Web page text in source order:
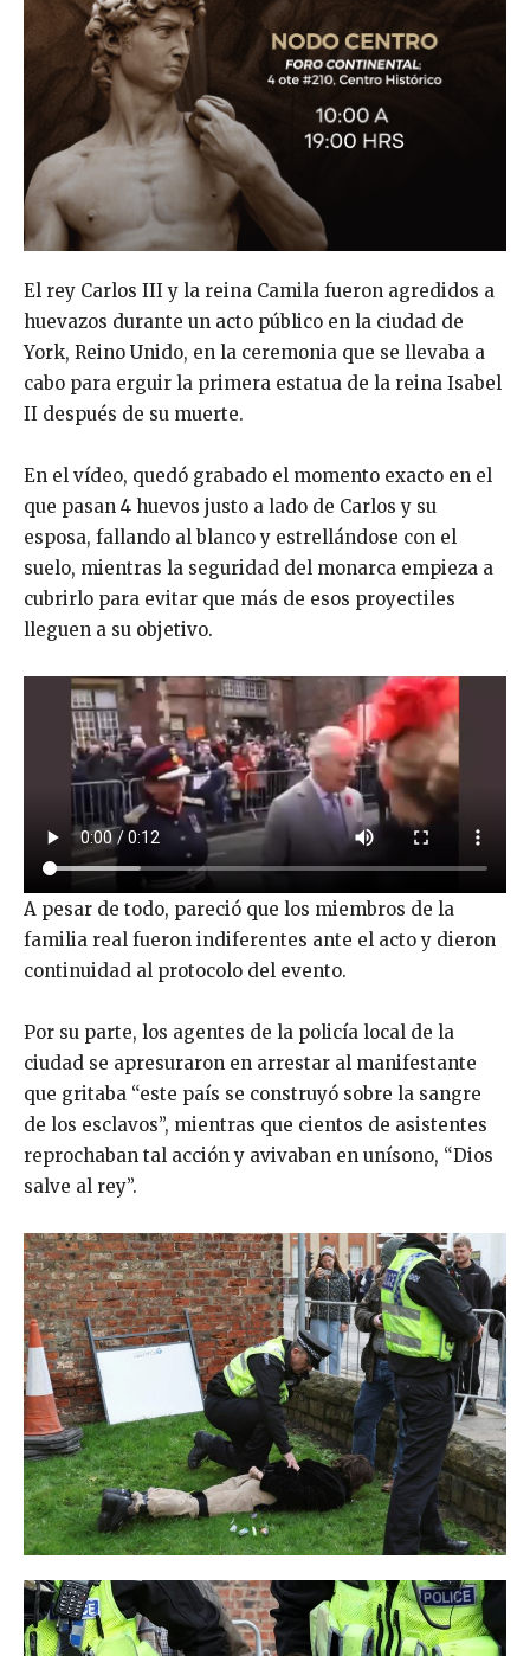
El rey Carlos III y la reina Camila fueron agredidos a
huevazos durante un acto público en la ciudad de
York, Reino Unido, en la ceremonia que se llevaba a
cabo para erguir la primera estatua de la reina Isabel
II después de su muerte.
En el vídeo, quedó grabado el momento exacto en el
que pasan 4 huevos justo a lado de Carlos y su
esposa, fallando al blanco y estrellándose con el
suelo, mientras la seguridad del monarca empieza a
cubrirlo para evitar que más de esos proyectiles
lleguen a su objetivo.
A pesar de todo, pareció que los miembros de la
familia real fueron indiferentes ante el acto y dieron
continuidad al protocolo del evento.
Por su parte, los agentes de la policía local de la
ciudad se apresuraron en arrestar al manifestante
que gritaba “este país se construyó sobre la sangre
de los esclavos”, mientras que cientos de asistentes
reprochaban tal acción y avivaban en unísono, “Dios
salve al rey”.